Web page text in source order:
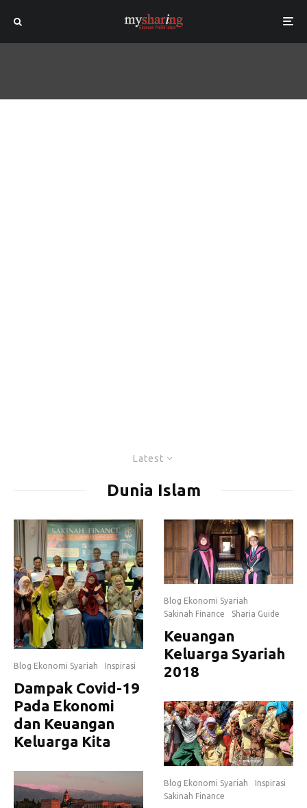
Latest
Dunia Islam
Blog Ekonomi Syariah Inspirasi
Dampak Covid-19
Pada Ekonomi
dan Keuangan
Keluarga Kita
Blog Ekonomi Syariah
Sakinah Finance
Sharia Guide
Keuangan
Keluarga Syariah
2018
Blog Ekonomi Syariah
Inspirasi
Sakinah Finance